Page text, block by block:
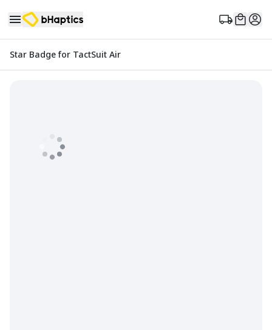
Star Badge for TactSuit Air